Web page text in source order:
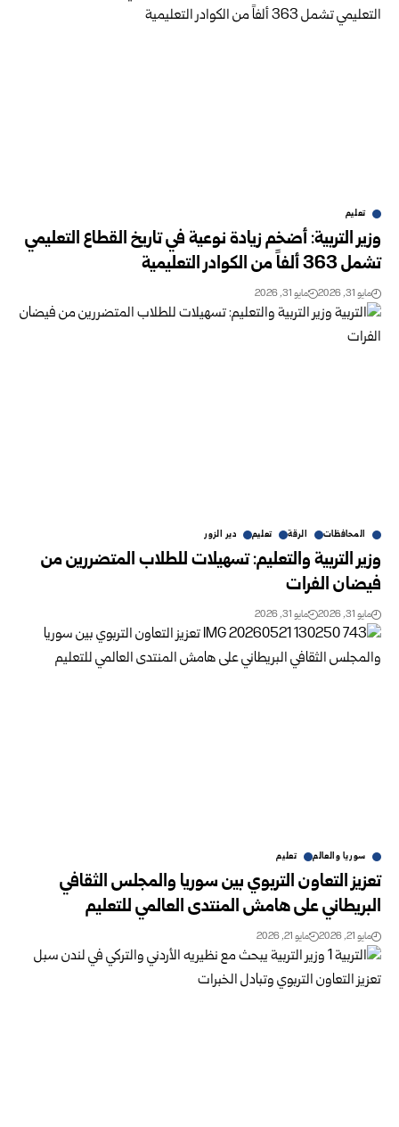
تعليم
وزير التربية: أضخم زيادة نوعية في تاريخ القطاع التعليمي
تشمل 363 ألفاً من الكوادر التعليمية
مايو 31, 2026 مايو 31, 2026
المحافظات الرقة تعليم دير الزور
وزير التربية والتعليم: تسهيلات للطلاب المتضررين من
فيضان الفرات
مايو 31, 2026 مايو 31, 2026
سوريا والعالم تعليم
تعزيز التعاون التربوي بين سوريا والمجلس الثقافي
البريطاني على هامش المنتدى العالمي ‏للتعليم ‏
مايو 21, 2026 مايو 21, 2026